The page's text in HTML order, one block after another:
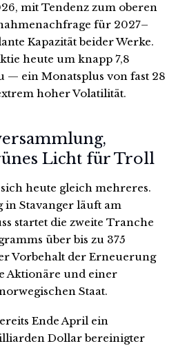
mit Tendenz zum oberen
für 2027–
Kapazität beider Werke.
heute um knapp 7,8
— ein Monatsplus von fast 28
hoher Volatilität.
Licht für Troll
heute gleich mehreres.
Stavanger läuft am
startet die zweite Tranche
über bis zu 375
Vorbehalt der Erneuerung
Aktionäre und einer
Staat.
Ende April ein
Dollar bereinigter